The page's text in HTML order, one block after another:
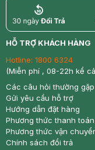
return
HỖ TRỢ KHÁCH HÀNG
Hotline: 1800 6324
(Miễn phí , 08-22h kể
Các câu hỏi thường gặp
Gửi yêu cầu hỗ trợ
Hướng dẫn đặt hàng
Phương thức thanh toán
Phương thức vận
Chính sách đổi trả